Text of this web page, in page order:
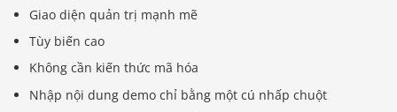
Giao diện quản trị mạnh mẽ
Tùy biến cao
Không cần kiến ​​thức mã hóa
Nhập nội dung demo chỉ bằng một cú nhấp chuột